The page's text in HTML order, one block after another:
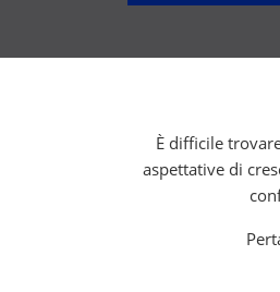
È difficile
aspettative di